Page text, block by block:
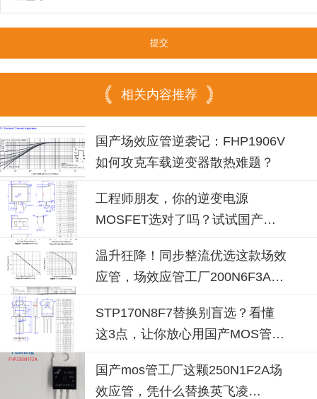
相关内容推荐
国产场效应管逆袭记：FHP1906V
如何攻克车载逆变器散热难题？
工程师朋友，你的逆变电源
MOSFET选对了吗？试试国产
温升狂降！同步整流优选这款场效
应管，场效应管工厂200N6F3A可
STP170N8F7替换别盲选？看懂
这3点，让你放心用国产MOS管替
国产mos管工厂这颗250N1F2A场
效应管，凭什么替换英飞凌